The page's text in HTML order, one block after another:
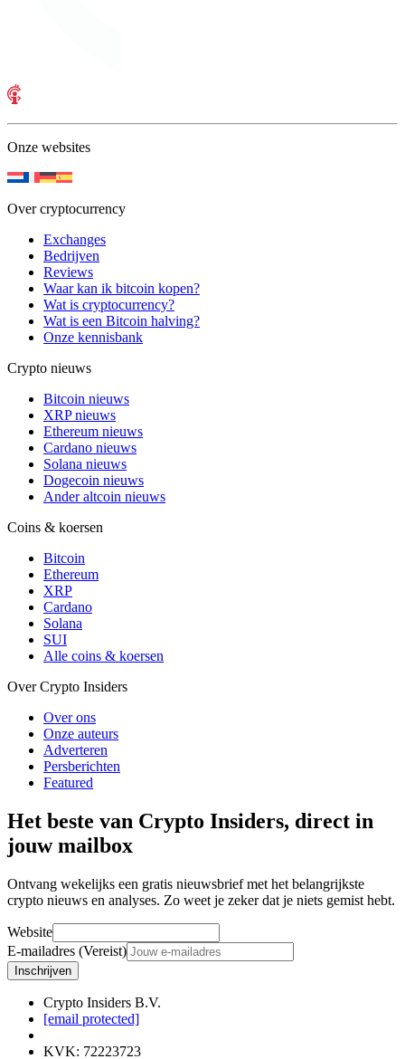
Onze websites
Over cryptocurrency
Exchanges
Bedrijven
Reviews
Waar kan ik bitcoin kopen?
Wat is cryptocurrency?
Wat is een Bitcoin halving?
Onze kennisbank
Crypto nieuws
Bitcoin nieuws
XRP nieuws
Ethereum nieuws
Cardano nieuws
Solana nieuws
Dogecoin nieuws
Ander altcoin nieuws
Coins & koersen
Bitcoin
Ethereum
XRP
Cardano
Solana
SUI
Alle coins & koersen
Over Crypto Insiders
Over ons
Onze auteurs
Adverteren
Persberichten
Featured
Het beste van Crypto Insiders, direct in
jouw mailbox
Ontvang wekelijks een gratis nieuwsbrief met het belangrijkste
crypto nieuws en analyses. Zo weet je zeker dat je niets gemist hebt.
Website
E-mailadres (Vereist)
Inschrijven
Crypto Insiders B.V.
[email protected]
KVK: 72223723